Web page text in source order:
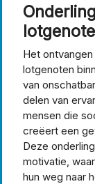
Het
lotgenoten
van
delen van
mensen die
creëert een
Deze
motivatie,
hun weg naar